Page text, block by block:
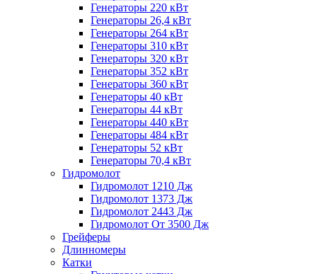
Генераторы 220 кВт
Генераторы 26,4 кВт
Генераторы 264 кВт
Генераторы 310 кВт
Генераторы 320 кВт
Генераторы 352 кВт
Генераторы 360 кВт
Генераторы 40 кВт
Генераторы 44 кВт
Генераторы 440 кВт
Генераторы 484 кВт
Генераторы 52 кВт
Генераторы 70,4 кВт
Гидромолот
Гидромолот 1210 Дж
Гидромолот 1373 Дж
Гидромолот 2443 Дж
Гидромолот От 3500 Дж
Грейферы
Длинномеры
Катки